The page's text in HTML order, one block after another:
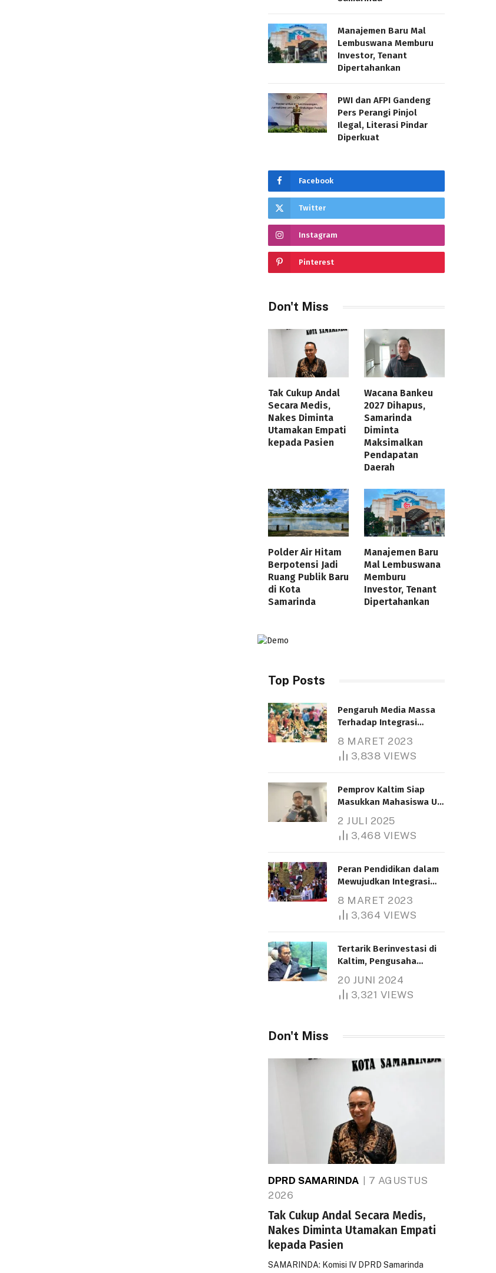
Manajemen Baru Mal
Lembuswana Memburu
Investor, Tenant
Dipertahankan
PWI dan AFPI Gandeng
Pers Perangi Pinjol
Ilegal, Literasi Pindar
Diperkuat
Facebook
Twitter
Instagram
Pinterest
Don't Miss
Tak Cukup Andal
Secara Medis,
Nakes Diminta
Utamakan Empati
kepada Pasien
Wacana Bankeu
2027 Dihapus,
Samarinda
Diminta
Maksimalkan
Pendapatan
Daerah
Polder Air Hitam
Berpotensi Jadi
Ruang Publik Baru
di Kota
Samarinda
Manajemen Baru
Mal Lembuswana
Memburu
Investor, Tenant
Dipertahankan
Top Posts
Pengaruh Media Massa
Terhadap Integrasi
8 MARET 2023
3,838 VIEWS
Pemprov Kaltim Siap
Masukkan Mahasiswa UT
Bantuan Pendidikan
Gratispol
2 JULI 2025
3,468 VIEWS
Peran Pendidikan dalam
Mewujudkan Integrasi
8 MARET 2023
3,364 VIEWS
Tertarik Berinvestasi di
Kaltim, Pengusaha
1.000 Hektare
20 JUNI 2024
3,321 VIEWS
Don't Miss
DPRD SAMARINDA
7 AGUSTUS
2026
Tak Cukup Andal Secara Medis,
Nakes Diminta Utamakan Empati
kepada Pasien
SAMARINDA: Komisi IV DPRD Samarinda